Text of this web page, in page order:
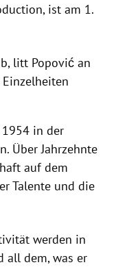
ist am 1.
litt Popović an
in der
Über Jahrzehnte
auf dem
Talente und die
werden in
all dem, was er